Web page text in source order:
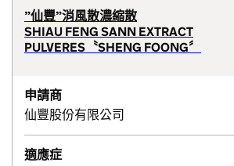
”仙豐”消風散濃縮散
SHIAU FENG SANN EXTRACT
PULVERES〝SHENG FOONG〞
申請商
仙豐股份有限公司
適應症